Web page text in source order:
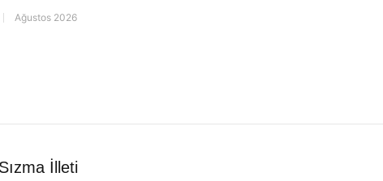
Ağustos 2026
İlleti